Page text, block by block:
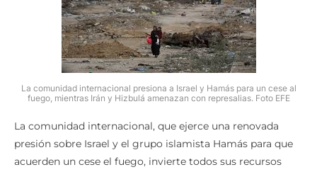
La comunidad internacional presiona a Israel y Hamás para un cese al
fuego, mientras Irán y Hizbulá amenazan con represalias. Foto EFE
La comunidad internacional, que ejerce una renovada
presión sobre Israel y el grupo islamista Hamás para que
acuerden un cese el fuego, invierte todos sus recursos